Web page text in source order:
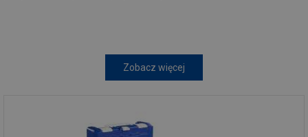
Zobacz więcej